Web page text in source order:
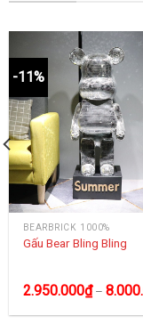
-11%
BEARBRICK 1000%
Gấu Bear Bling Bling
2.950.000₫–